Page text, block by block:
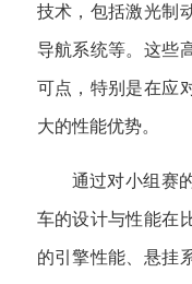
技术，包括激光制
导航系统等。这些
可点，特别是在应
大的性能优势。
通过对小组赛
车的设计与性能在
的引擎性能、悬挂